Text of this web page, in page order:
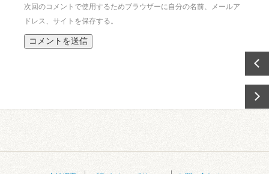
次回のコメントで使用するためブラウザーに自分の名前、メールア
ドレス、サイトを保存する。